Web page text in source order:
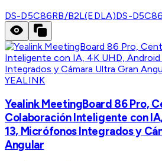
DS-D5C86RB/B2L(EDLA)DS-
YEALINK
Yealink MeetingBoard 86 Pro,
Colaboración Inteligente con
13, Micrófonos Integrados y
Angular